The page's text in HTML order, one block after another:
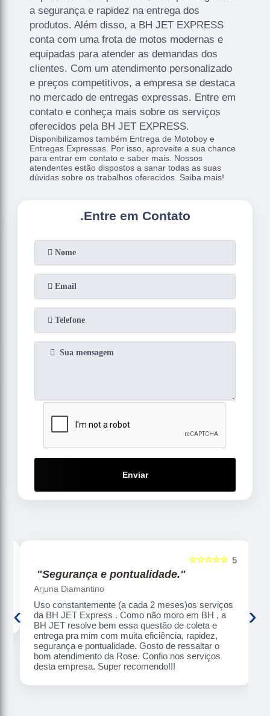
a segurança e rapidez na entrega dos
produtos. Além disso, a BH JET EXPRESS
conta com uma frota de motos modernas e
equipadas para atender as demandas dos
clientes. Com um atendimento personalizado
e preços competitivos, a empresa se destaca
no mercado de entregas expressas. Entre em
contato e conheça mais sobre os serviços
oferecidos pela BH JET EXPRESS.
Disponibilizamos também Entrega de Motoboy e
Entregas Expressas. Por isso, aproveite a sua chance
para entrar em contato e saber mais. Nossos
atendentes estão dispostos a sanar todas as suas
dúvidas sobre os trabalhos oferecidos. Saiba mais!
.Entre em Contato
Enviar
5
☆☆☆☆☆
"Segurança e pontualidade."
Arjuna Diamantino
Uso constantemente (a cada 2 meses)os serviços
da BH JET Express . Como não moro em BH , a
BH JET resolve bem essa questão de coleta e
entrega pra mim com muita eficiência, rapidez,
segurança e pontualidade. Gosto de ressaltar o
bom atendimento da Rose. Confio nos serviços
desta empresa. Super recomendo!!!
‹ ›